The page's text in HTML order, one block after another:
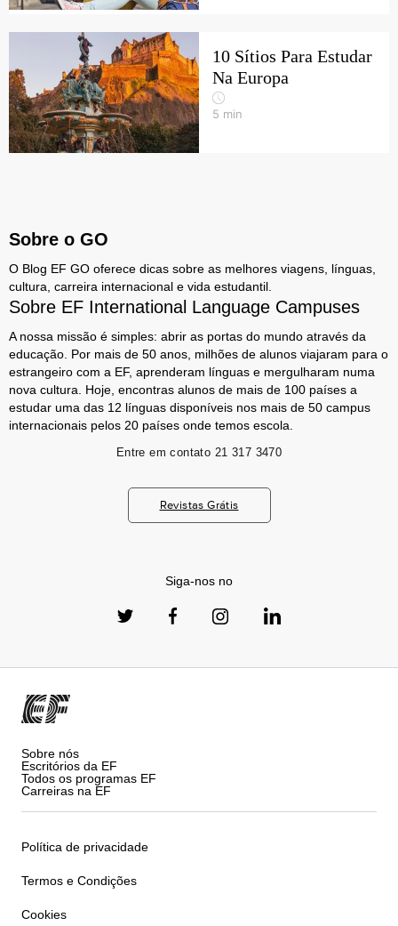
10 Sítios Para Estudar
Na Europa
5 min
Sobre o GO
O Blog EF GO oferece dicas sobre as melhores viagens, línguas,
cultura, carreira internacional e vida estudantil.
Sobre EF International Language Campuses
A nossa missão é simples: abrir as portas do mundo através da
educação. Por mais de 50 anos, milhões de alunos viajaram para o
estrangeiro com a EF, aprenderam línguas e mergulharam numa
nova cultura. Hoje, encontras alunos de mais de 100 países a
estudar uma das 12 línguas disponíveis nos mais de 50 campus
internacionais pelos 20 países onde temos escola.
Entre em contato 21 317 3470
Revistas Grátis
Siga-nos no
Sobre nós
Escritórios da EF
Todos os programas EF
Carreiras na EF
Política de privacidade
Termos e Condições
Cookies